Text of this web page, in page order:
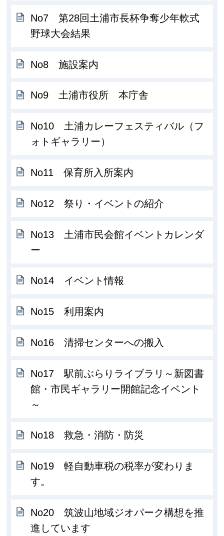
No7 第28回土浦市長杯争奪少年軟式
野球大会結果
No8 施設案内
No9 土浦市役所 本庁舎
No10 土浦カレーフェスティバル（フ
ォトギャラリー）
No11 保育所入所案内
No12 祭り・イベントの紹介
No13 土浦市民会館イベントカレンダ
ー
No14 イベント情報
No15 利用案内
No16 清掃センターへの搬入
No17 駅前ぶらりライブラリ～新図書
館・市民ギャラリー開館記念イベント
～
No18 救急・消防・防災
No19 軽自動車税の税率が変わりま
す。
No20 筑波山地域ジオパーク構想を推
進しています